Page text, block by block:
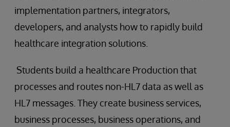
implementation partners, integrators,
developers, and analysts how to rapidly build
healthcare integration solutions.
Students build a healthcare Production that
processes and routes non-HL7 data as well as
HL7 messages. They create business services,
business processes, business operations, and